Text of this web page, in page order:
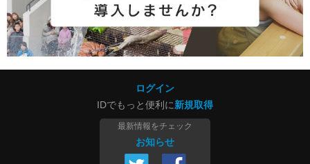
ログイン
IDでもっと便利に新規取得
最新情報をチェック
お知らせ